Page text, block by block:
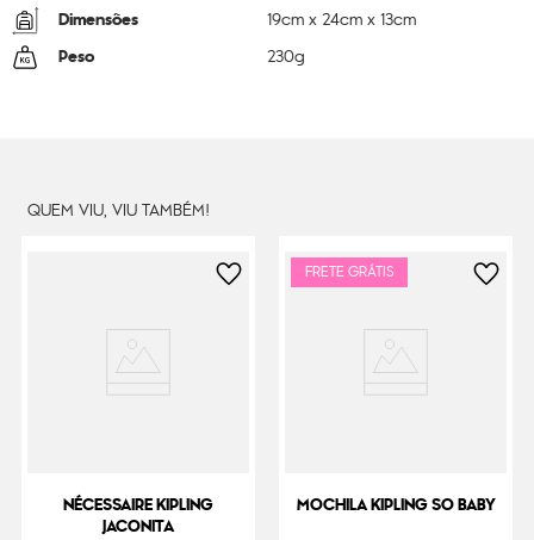
Dimensões 19cm x24cm x13cm
Peso 230g
QUEM VIU, VIU TAMBÉM!
NÉCESSAIRE KIPLING
JACONITA
FRETE GRÁTIS
MOCHILA KIPLING SO BABY